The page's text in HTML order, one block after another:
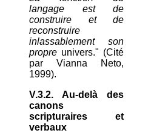
langage est de
construire et de
reconstruire
inlassablement son
propre univers." (Cité
par Vianna Neto,
1999).
V.3.2. Au-delà des
canons
scripturaires et
verbaux